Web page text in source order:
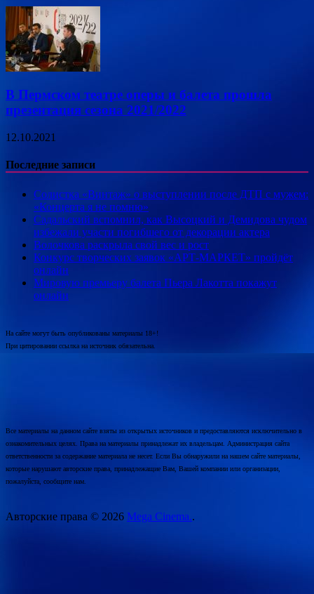
В Пермском театре оперы и балета прошла
презентация сезона 2021/2022
12.10.2021
Последние записи
Солистка «Винтаж» о выступлении после ДТП с мужем:
«Концерта я не помню»
Садальский вспомнил, как Высоцкий и Демидова чудом
избежали участи погибшего от декорации актера
Волочкова раскрыла свой вес и рост
Конкурс творческих заявок «АРТ-МАРКЕТ» пройдёт
онлайн
Мировую премьеру балета Пьера Лакотта покажут
онлайн
На сайте могут быть опубликованы материалы 18+!
При цитировании ссылка на источник обязательна.
Все материалы на данном сайте взяты из открытых источников и предоставляются исключительно в
ознакомительных целях. Права на материалы принадлежат их владельцам. Администрация сайта
ответственности за содержание материала не несет. Если Вы обнаружили на нашем сайте материалы,
которые нарушают авторские права, принадлежащие Вам, Вашей компании или организации,
пожалуйста, сообщите нам.
Авторские права © 2026 Mega Cinema..